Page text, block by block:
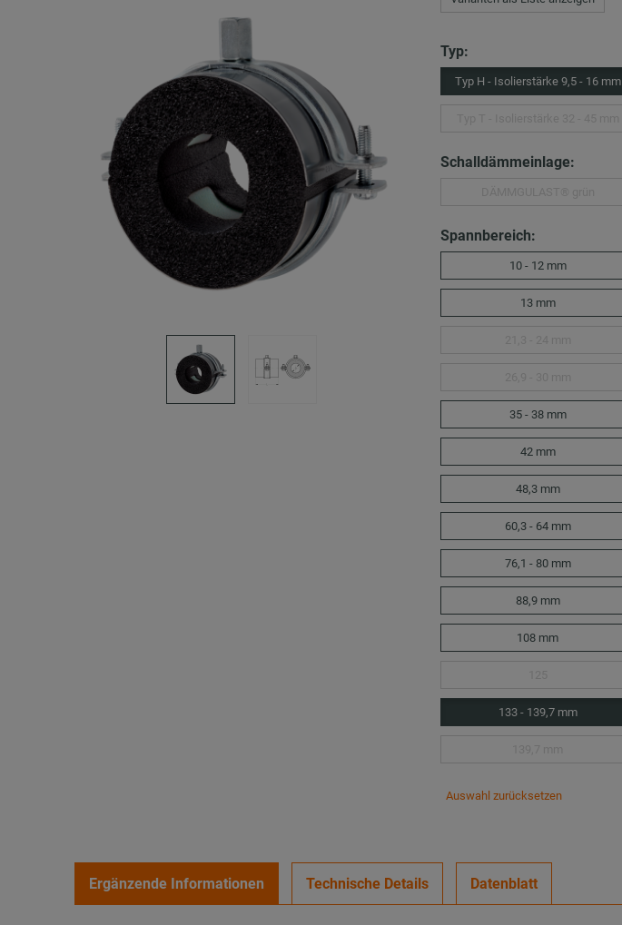
Typ:
Typ H - Isolierstärke 9,5 - 16 mm
Schalldämmeinlage:
Spannbereich:
10 - 12 mm
13 mm
35 - 38 mm
42 mm
48,3 mm
60,3 - 64 mm
76,1 - 80 mm
88,9 mm
108 mm
133 - 139,7 mm
Auswahl zurücksetzen
Ergänzende Informationen Technische Details Datenblatt